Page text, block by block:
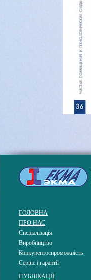
ГОЛОВНА
ПРО НАС
Спеціалізація
Виробництво
Конкурентоспроможність
Сервіс і гарантії
ПУБЛІКАЦІЇ